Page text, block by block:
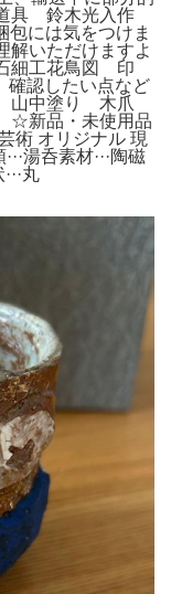
道具 鈴木光入作
には気をつけま
解いただけますよ
細工花鳥図 印
したい点など
山中塗り 木爪
品・未使用品
術 オリジナル 現
湯呑素材···陶磁
丸